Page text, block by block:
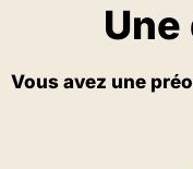
Vous avez une